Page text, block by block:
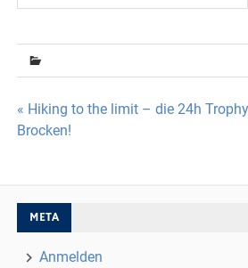
Beitragsnavigation
« Hiking to the limit – die 24h
Brocken!
META
Anmelden